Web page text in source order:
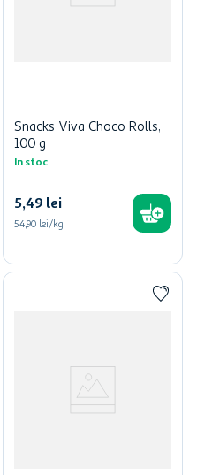
Snacks Viva Choco Rolls,
100 g
In stoc
5,49 lei
54,90 lei/kg